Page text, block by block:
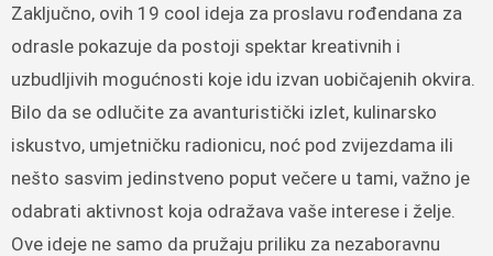
Zaključno, ovih 19 cool ideja za proslavu rođendana za
odrasle pokazuje da postoji spektar kreativnih i
uzbudljivih mogućnosti koje idu izvan uobičajenih okvira.
Bilo da se odlučite za avanturistički izlet, kulinarsko
iskustvo, umjetničku radionicu, noć pod zvijezdama ili
nešto sasvim jedinstveno poput večere u tami, važno je
odabrati aktivnost koja odražava vaše interese i želje.
Ove ideje ne samo da pružaju priliku za nezaboravnu